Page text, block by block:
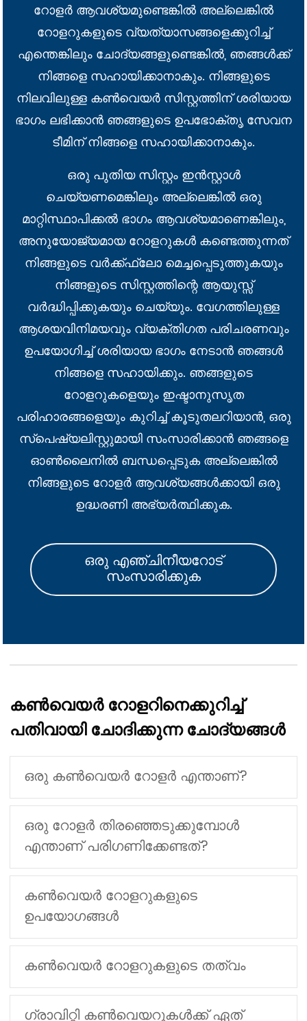
റോളർ ആവശ്യമുണ്ടെങ്കിൽ അല്ലെങ്കിൽ
റോളറുകളുടെ വ്യത്യാസങ്ങളെക്കുറിച്ച്
എന്തെങ്കിലും ചോദ്യങ്ങളുണ്ടെങ്കിൽ, ഞങ്ങൾക്ക്
നിങ്ങളെ സഹായിക്കാനാകും. നിങ്ങളുടെ
നിലവിലുള്ള കൺവെയർ സിസ്റ്റത്തിന് ശരിയായ
ഭാഗം ലഭിക്കാൻ ഞങ്ങളുടെ ഉപഭോക്തൃ സേവന
ടീമിന് നിങ്ങളെ സഹായിക്കാനാകും.
ഒരു പുതിയ സിസ്റ്റം ഇൻസ്റ്റാൾ
ചെയ്യണമെങ്കിലും അല്ലെങ്കിൽ ഒരു
മാറ്റിസ്ഥാപിക്കൽ ഭാഗം ആവശ്യമാണെങ്കിലും,
അനുയോജ്യമായ റോളറുകൾ കണ്ടെത്തുന്നത്
നിങ്ങളുടെ വർക്ക്ഫ്ലോ മെച്ചപ്പെടുത്തുകയും
നിങ്ങളുടെ സിസ്റ്റത്തിന്റെ ആയുസ്സ്
വർദ്ധിപ്പിക്കുകയും ചെയ്യും. വേഗത്തിലുള്ള
ആശയവിനിമയവും വ്യക്തിഗത പരിചരണവും
ഉപയോഗിച്ച് ശരിയായ ഭാഗം നേടാൻ ഞങ്ങൾ
നിങ്ങളെ സഹായിക്കും. ഞങ്ങളുടെ
റോളറുകളെയും ഇഷ്ടാനുസൃത
പരിഹാരങ്ങളെയും കുറിച്ച് കൂടുതലറിയാൻ, ഒരു
സ്പെഷ്യലിസ്റ്റുമായി സംസാരിക്കാൻ ഞങ്ങളെ
ഓൺലൈനിൽ ബന്ധപ്പെടുക അല്ലെങ്കിൽ
നിങ്ങളുടെ റോളർ ആവശ്യങ്ങൾക്കായി ഒരു
ഉദ്ധരണി അഭ്യർത്ഥിക്കുക.
ഒരു എഞ്ചിനീയറോട്
സംസാരിക്കുക
കൺവെയർ റോളറിനെക്കുറിച്ച്
പതിവായി ചോദിക്കുന്ന ചോദ്യങ്ങൾ
ഒരു കൺവെയർ റോളർ എന്താണ്?
ഒരു റോളർ തിരഞ്ഞെടുക്കുമ്പോൾ
എന്താണ് പരിഗണിക്കേണ്ടത്?
കൺവെയർ റോളറുകളുടെ
ഉപയോഗങ്ങൾ
കൺവെയർ റോളറുകളുടെ തത്വം
ഗ്രാവിറ്റി കൺവെയറുകൾക്ക് ഏത്